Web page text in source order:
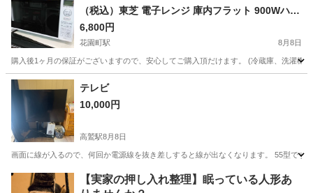
（税込）東芝 電子レンジ 庫内フラット 900Wハイ
パワー
6,800円
花園町駅 8月8日
購入後1ヶ月の保証がございますので、安心してご購入頂だけます。 (冷蔵庫、洗濯
大阪 大阪市 花園町駅
テレビ
10,000円
高鷲駅8月8日
画面に線が入るので、何回か電源線を抜き差しすると線が出なくなります。 55型です
大阪 羽曳野市 高鷲駅 テレビ
【実家の押し入れ整理】眠っている人形あ